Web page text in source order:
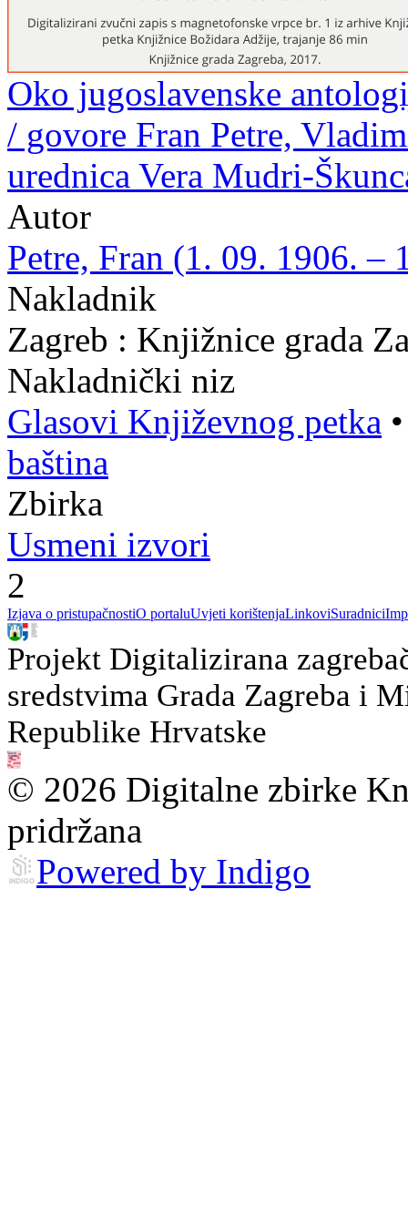
Oko jugoslavenske
/ govore Fran Petre,
urednica Vera Mudri-
Autor
Petre, Fran (1. 09. 1906. –
Nakladnik
Zagreb : Knjižnice grada
Nakladnički niz
Glasovi Književnog petka
baština
Zbirka
Usmeni izvori
2
Izjava o pristupačnostiO portaluUvjeti korištenjaLinkoviSuradnici
Projekt Digitalizirana
sredstvima Grada Zagreba i
Republike Hrvatske
© 2026 Digitalne zbirke
pridržana
Powered by Indigo